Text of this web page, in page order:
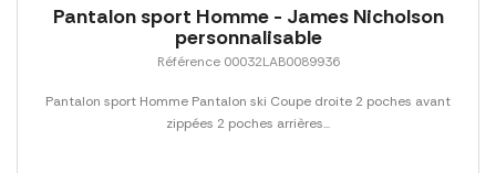
Pantalon sport Homme - James Nicholson
personnalisable
Référence 00032LAB0089936
Pantalon sport Homme Pantalon ski Coupe droite 2 poches avant
zippées 2 poches arrières...